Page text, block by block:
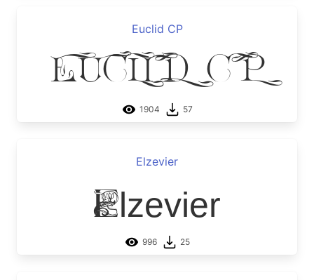
Euclid CP
Euclid CP
1904 57
Elzevier
Elzevier
996 25